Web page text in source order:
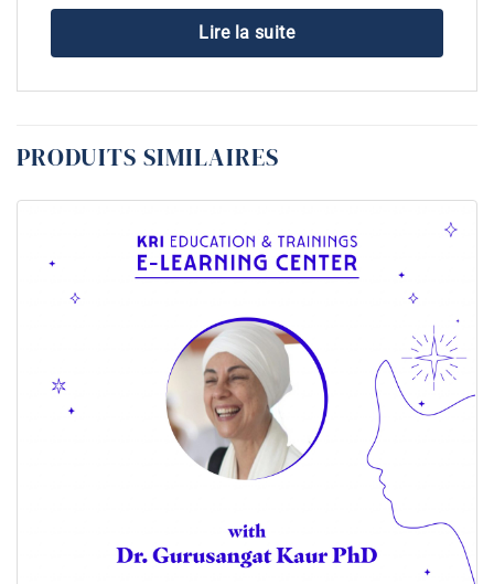
Lire la suite
PRODUITS SIMILAIRES